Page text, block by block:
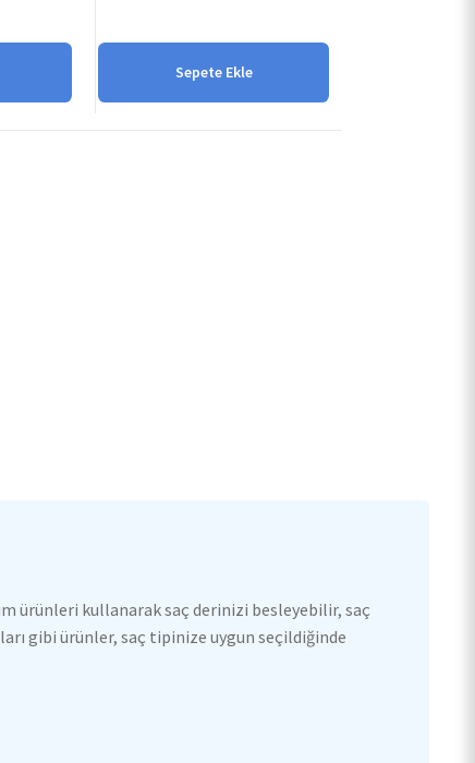
Sepete Ekle
ürünleri kullanarak saç derinizi besleyebilir, saç
gibi ürünler, saç tipinize uygun seçildiğinde